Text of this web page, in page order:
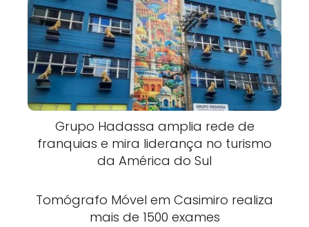
Grupo Hadassa amplia rede de
franquias e mira liderança no turismo
da América do Sul
Tomógrafo Móvel em Casimiro realiza
mais de 1500 exames